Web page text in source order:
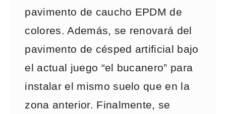
pavimento de caucho EPDM de
colores. Además, se renovará del
pavimento de césped artificial bajo
el actual juego “el bucanero” para
instalar el mismo suelo que en la
zona anterior. Finalmente, se